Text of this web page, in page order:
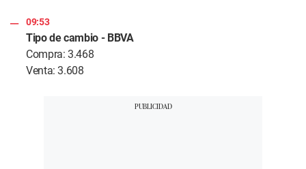
09:53
Tipo de cambio - BBVA
Compra: 3.468
Venta: 3.608